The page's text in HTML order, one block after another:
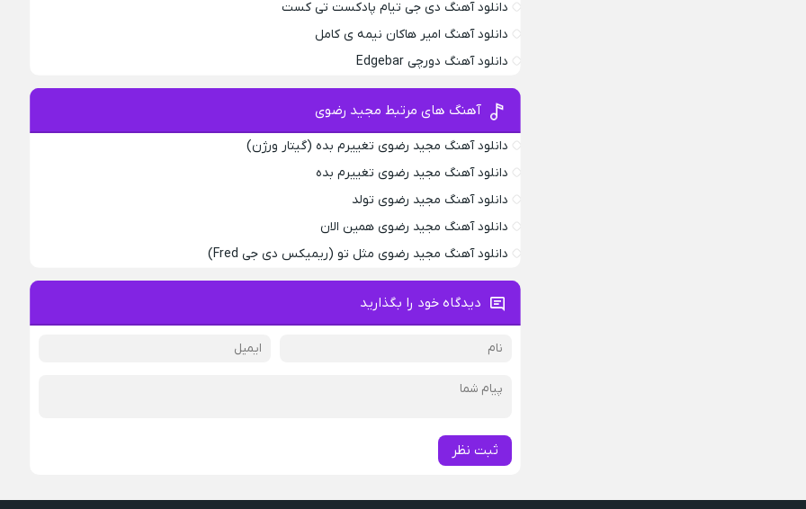
دانلود آهنگ دی جی تیام پادکست تی کست
دانلود آهنگ امیر هاکان نیمه ی کامل
دانلود آهنگ دورچی Edgebar
آهنگ های مرتبط مجید رضوی
دانلود آهنگ مجید رضوی تغییرم بده (گیتار ورژن)
دانلود آهنگ مجید رضوی تغییرم بده
دانلود آهنگ مجید رضوی تولد
دانلود آهنگ مجید رضوی همین الان
دانلود آهنگ مجید رضوی مثل تو (ریمیکس دی جی Fred)
دیدگاه خود را بگذارید
ثبت نظر